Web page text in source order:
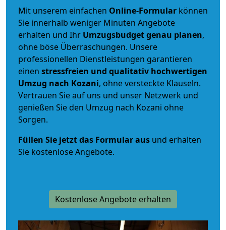
Mit unserem einfachen Online-Formular können
Sie innerhalb weniger Minuten Angebote
erhalten und Ihr Umzugsbudgetgenau planen,
ohne böse Überraschungen. Unsere
professionellen Dienstleistungen garantieren
einen stressfreien und qualitativ hochwertigen
Umzug nach Kozani, ohne versteckte Klauseln.
Vertrauen Sie auf uns und unser Netzwerk und
genießen Sie den Umzug nach Kozani ohne
Sorgen.
Füllen Sie jetzt das Formular aus und erhalten
Sie kostenlose Angebote.
Kostenlose Angebote erhalten